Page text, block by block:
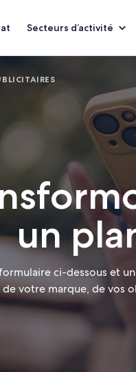
Secteurs d’activité
un
ci-dessous et
votre marque, de vos